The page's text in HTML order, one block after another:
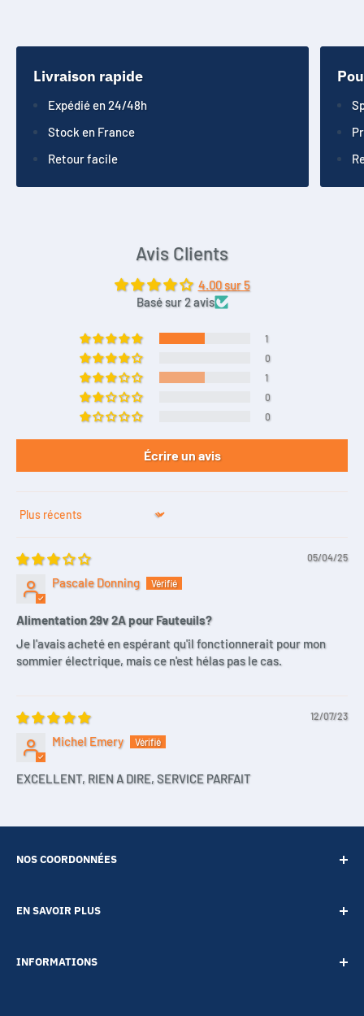
Livraison rapide
Expédié en 24/48h
Stock en France
Retour facile
Avis Clients
4.00 sur 5
Basé sur 2 avis
1
0
1
0
0
Écrire un avis
Sort by
05/04/25
Pascale Donning
Alimentation 29v 2A pour Fauteuils?
Je l'avais acheté en espérant qu'il fonctionnerait pour mon
sommier électrique, mais ce n'est hélas pas le cas.
12/07/23
Michel Emery
EXCELLENT, RIEN A DIRE, SERVICE PARFAIT
NOS COORDONNÉES
EN SAVOIR PLUS
A propos
INFORMATIONS